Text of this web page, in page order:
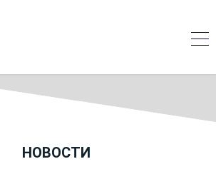
НОВОСТИ